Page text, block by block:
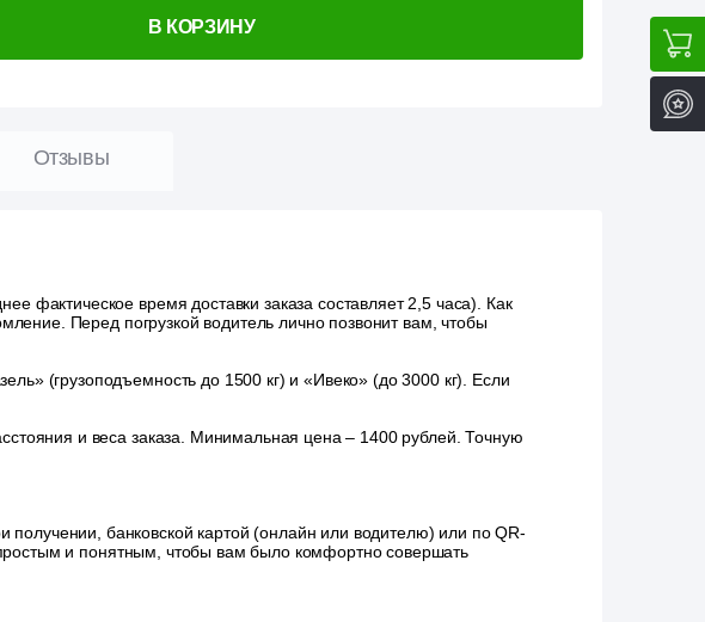
В КОРЗИНУ
Отзывы
фактическое время доставки заказа составляет 2,5 часа). Как
Перед погрузкой водитель лично позвонит вам, чтобы
(грузоподъемность до 1500 кг) и «Ивеко» (до 3000 кг). Если
и веса заказа. Минимальная цена – 1400 рублей. Точную
банковской картой (онлайн или водителю) или по QR-
и понятным, чтобы вам было комфортно совершать